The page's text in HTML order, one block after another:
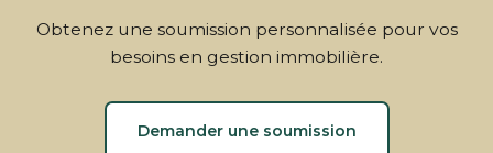
Obtenez une soumission personnalisée pour vos
besoins en gestion immobilière.
Demander une soumission